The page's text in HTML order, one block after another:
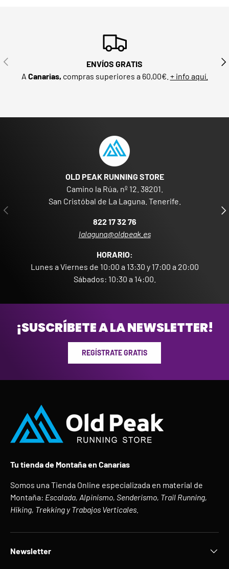
ANTERIOR
ENVÍOS GRATIS
A Canarias, compras superiores a 60,00€. + info aquí.
ANTERIOR
OLD PEAK RUNNING STORE
Camino la Rúa, nº 12. 38201.
San Cristóbal de La Laguna. Tenerife.
822 17 32 76
lalaguna@oldpeak.es
HORARIO:
Lunes a Viernes de 10:00 a 13:30 y 17:00 a 20:00
Sábados: 10:30 a 14:00.
¡SUSCRÍBETE A LA NEWSLETTER!
REGÍSTRATE GRATIS
Tu tienda de Montaña en Canarias
Somos una Tienda Online especializada en material de
Montaña: Escalada, Alpinismo, Senderismo, Trail Running,
Hiking, Trekking y Trabajos Verticales.
Newsletter